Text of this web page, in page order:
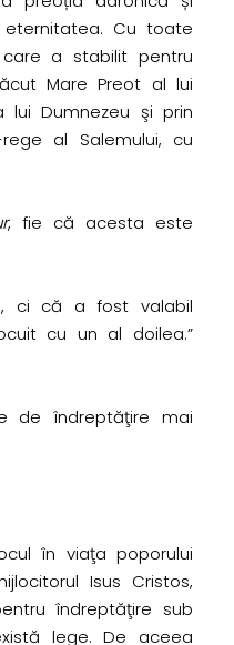
Cu toate
a stabilit pentru
Mare Preot al lui
lui Dumnezeu şi prin
al Salemului, cu
, fie că acesta este
ci că a fost valabil
cu un al doilea.”
de îndreptăţire mai
în viaţa poporului
Isus Cristos,
îndreptăţire sub
lege. De aceea